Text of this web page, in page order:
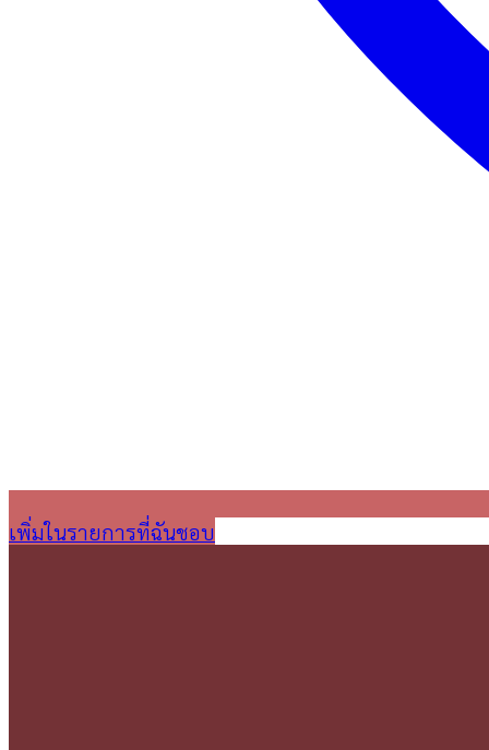
เพิ่มในรายการที่ฉันชอบ